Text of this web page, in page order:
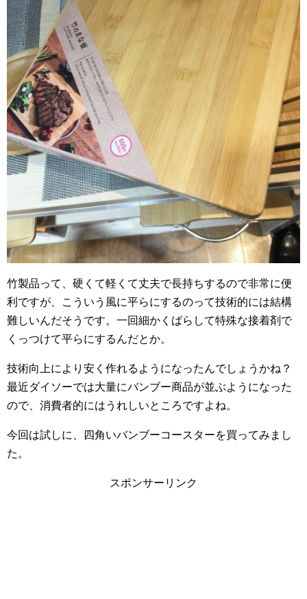
竹製品って、硬くて軽くて丈夫で長持ちするので非常に便
利ですが、こういう風に平らにするのって技術的には結構
難しいんだそうです。一回細かくばらして特殊な接着剤で
くっつけて平らにするんだとか。
技術向上により安く作れるようになったんでしょうかね？
最近ダイソーでは大量にバンブー商品が並ぶようになった
ので、消費者的にはうれしいところですよね。
今回は試しに、四角いバンブーコースターを買ってみまし
た。
スポンサーリンク